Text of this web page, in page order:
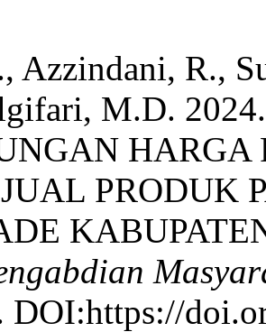
Azzindani, R.,
M.D.
PRODUK
DOI:https://